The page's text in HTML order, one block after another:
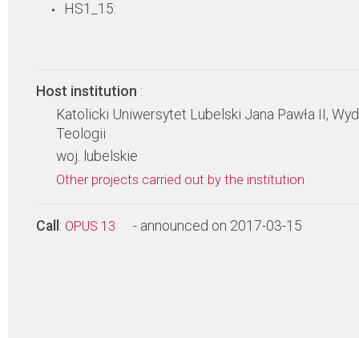
HS1_15:
Host institution :
Katolicki Uniwersytet Lubelski Jana Pawła II,
Teologii
woj. lubelskie
Other projects carried out by the institution
Call : OPUS 13 - announced on 2017-03-15